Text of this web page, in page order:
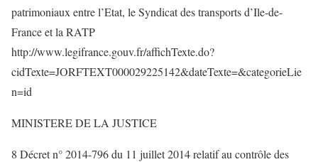
patrimoniaux entre l’Etat, le Syndicat des transports d’Ile-de-
France et la RATP
http://www.legifrance.gouv.fr/affichTexte.do?
cidTexte=JORFTEXT000029225142&dateTexte=&categorieLie
n=id
MINISTERE DE LA JUSTICE
8 Décret n° 2014-796 du 11 juillet 2014 relatif au contrôle des